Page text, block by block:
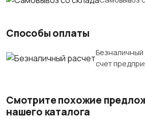
Способы оплаты
счет
Смотрите похожие
нашего каталога